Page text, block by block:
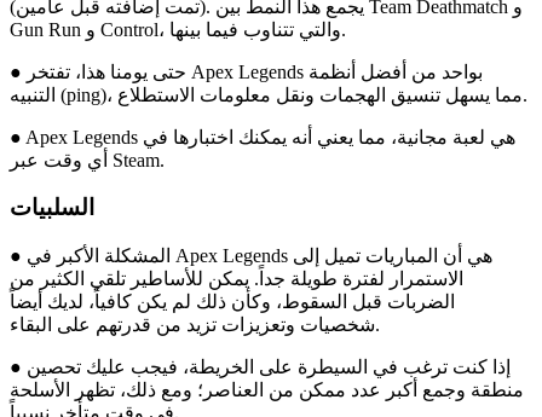
(تمت إضافته قبل عامين). يجمع هذا النمط بين Team Deathmatch و
Gun Run و Control، والتي تتناوب فيما بينها.
● حتى يومنا هذا، تفتخر Apex Legends بواحد من أفضل أنظمة
التنبيه (ping)، مما يسهل تنسيق الهجمات ونقل معلومات الاستطلاع.
● Apex Legends هي لعبة مجانية، مما يعني أنه يمكنك اختبارها في
أي وقت عبر Steam.
السلبيات
● المشكلة الأكبر في Apex Legends هي أن المباريات تميل إلى
الاستمرار لفترة طويلة جداً. يمكن للأساطير تلقي الكثير من
الضربات قبل السقوط، وكأن ذلك لم يكن كافياً، لديك أيضاً
شخصيات وتعزيزات تزيد من قدرتهم على البقاء.
● إذا كنت ترغب في السيطرة على الخريطة، فيجب عليك تحصين
منطقة وجمع أكبر عدد ممكن من العناصر؛ ومع ذلك، تظهر الأسلحة
في وقت متأخر نسبياً.